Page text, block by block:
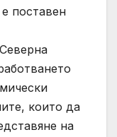
поставен
които да
на